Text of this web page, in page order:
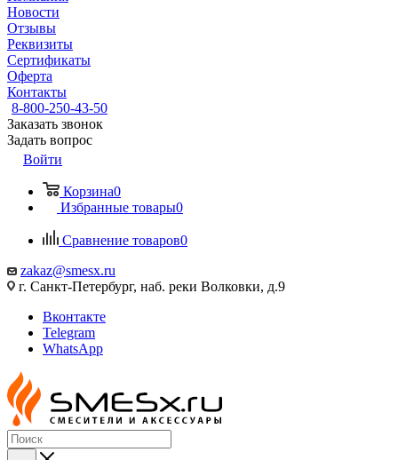
Новости
Отзывы
Реквизиты
Сертификаты
Оферта
Контакты
8-800-250-43-50
Заказать звонок
Задать вопрос
Войти
Корзина0
Избранные товары0
Сравнение товаров0
zakaz@smesx.ru
г. Санкт-Петербург, наб. реки Волковки, д.9
Вконтакте
Telegram
WhatsApp